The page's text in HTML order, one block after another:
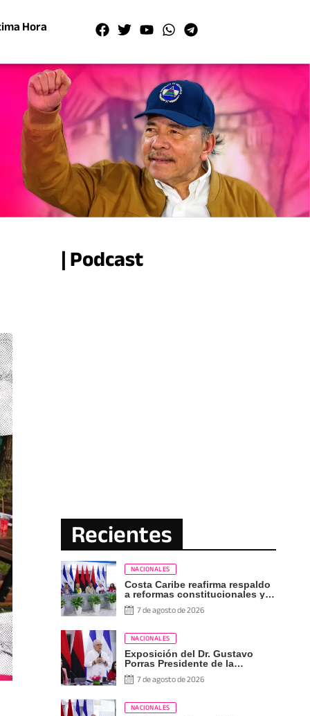
Hora
| Podcast
Recientes
NACIONALES
Costa Caribe reafirma respaldo
a reformas constitucionales y
defensa de los derechos del
pueblo
7 de agosto de 2026
NACIONALES
Exposición del Dr. Gustavo
Porras Presidente de la
Asamblea Nacional de
Nicaragua
7 de agosto de 2026
NACIONALES